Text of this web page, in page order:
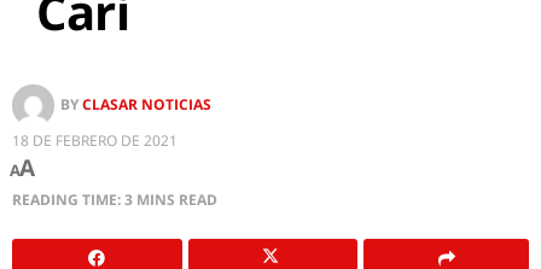
BYCLASAR NOTICIAS
18 DE FEBRERO DE 2021
AA
READING TIME: 3 MINS READ